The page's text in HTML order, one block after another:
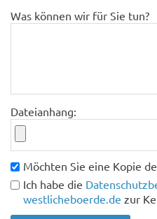
Was können wir für Sie tun?
Dateianhang:
Möchten Sie eine Kopie
Ich habe die
westlicheboerde.de zur